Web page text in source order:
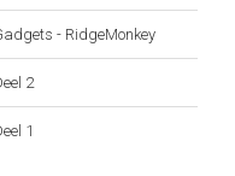
- RidgeMonkey
2
1